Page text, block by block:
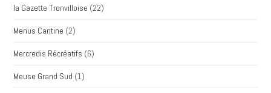
la Gazette Tronvilloise (22)
Menus Cantine (2)
Mercredis Récréatifs (6)
Meuse Grand Sud (1)